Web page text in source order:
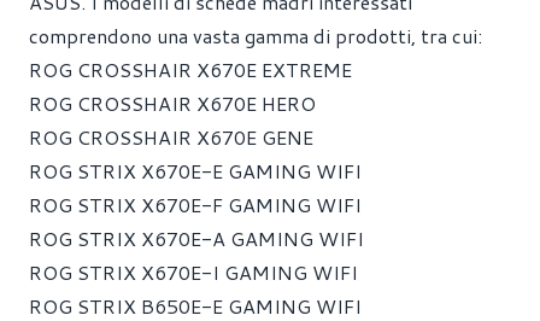
comprendono una vasta gamma di prodotti, tra cui:
ROG CROSSHAIR X670E EXTREME
ROG CROSSHAIR X670E HERO
ROG CROSSHAIR X670E GENE
ROG STRIX X670E-E GAMING WIFI
ROG STRIX X670E-F GAMING WIFI
ROG STRIX X670E-A GAMING WIFI
ROG STRIX X670E-I GAMING WIFI
ROG STRIX B650E-E GAMING WIFI